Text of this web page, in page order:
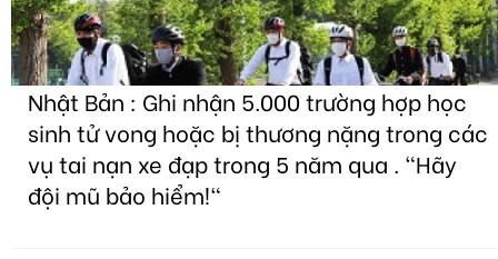
Nhật Bản : Ghi nhận 5.000 trường hợp học
sinh tử vong hoặc bị thương nặng trong các
vụ tai nạn xe đạp trong 5 năm qua . "Hãy
đội mũ bảo hiểm!"